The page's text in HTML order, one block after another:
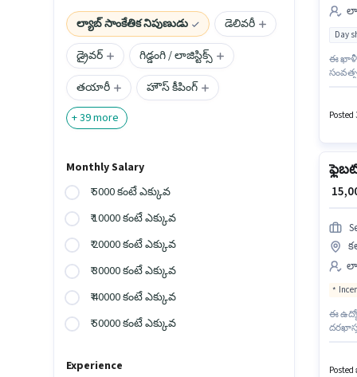
ల్యాబ్ సాంకేతిక నిపుణుడు
డెలివరీ
డ్రైవర్
గిడ్డంగి / లాజిస్టిక్స్
తయారీ
హౌస్ కీపింగ్
+39more
Monthly Salary
₹ 5000 కంటే ఎక్కువ
₹ 10000 కంటే ఎక్కువ
₹ 20000 కంటే ఎక్కువ
₹ 30000 కంటే ఎక్కువ
₹ 40000 కంటే ఎక్కువ
₹ 50000 కంటే ఎక్కువ
Experience
Day
ఈ ఖాళీ
Posted
₹
ఈ